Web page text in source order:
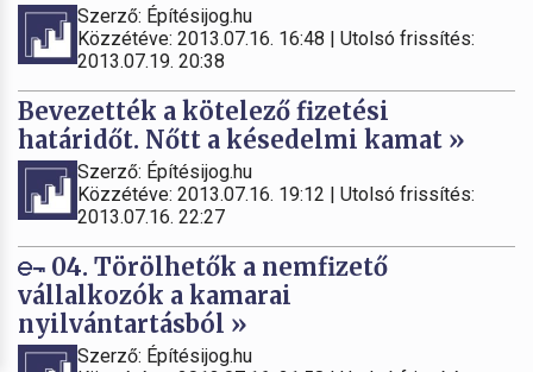
Szerző: Építésijog.hu
Közzétéve: 2013.07.16. 16:48 | Utolsó frissítés:
2013.07.19. 20:38
Bevezették a kötelező fizetési
határidőt. Nőtt a késedelmi kamat »
Szerző: Építésijog.hu
Közzétéve: 2013.07.16. 19:12 | Utolsó frissítés:
2013.07.16. 22:27
04. Törölhetők a nemfizető
vállalkozók a kamarai
nyilvántartásból »
Szerző: Építésijog.hu